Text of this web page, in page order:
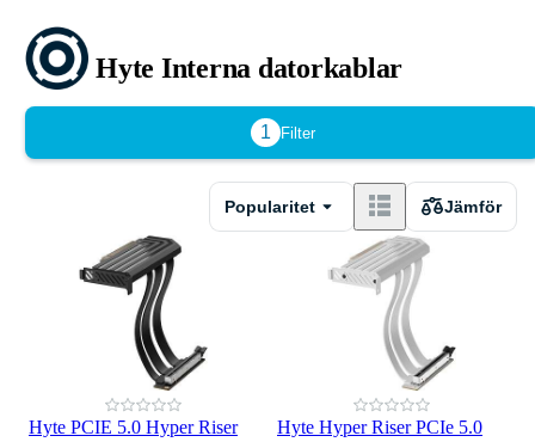
Hyte Interna datorkablar
1 Filter
Popularitet Jämför
Hyte PCIE 5.0 Hyper Riser
Hyte Hyper Riser PCIe 5.0